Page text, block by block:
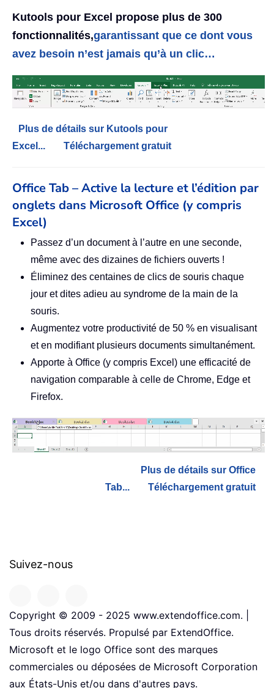
Kutools pour Excel propose plus de 300
fonctionnalités,garantissant que ce dont vous
avez besoin n’est jamais qu’à un clic…
Plus de détails sur Kutools pour
Excel...
Téléchargement gratuit
Office Tab – Active la lecture et l’édition par
onglets dans Microsoft Office (y compris
Excel)
Passez d’un document à l’autre en une seconde,
même avec des dizaines de fichiers ouverts !
Éliminez des centaines de clics de souris chaque
jour et dites adieu au syndrome de la main de la
souris.
Augmentez votre productivité de 50 % en visualisant
et en modifiant plusieurs documents simultanément.
Apporte à Office (y compris Excel) une efficacité de
navigation comparable à celle de Chrome, Edge et
Firefox.
Plus de détails sur Office
Tab...
Téléchargement gratuit
Suivez-nous
Copyright © 2009 - 2025 www.extendoffice.com. |
Tous droits réservés. Propulsé par ExtendOffice.
Microsoft et le logo Office sont des marques
commerciales ou déposées de Microsoft Corporation
aux États-Unis et/ou dans d'autres pays.